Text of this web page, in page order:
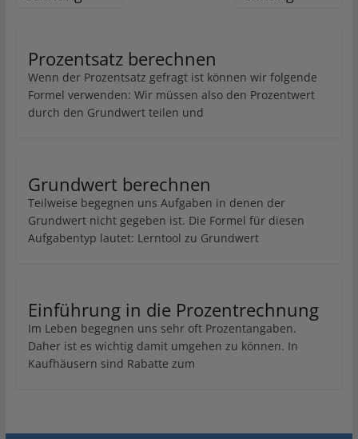
Prozentsatz berechnen
Wenn der Prozentsatz gefragt ist können wir folgende
Formel verwenden: Wir müssen also den Prozentwert
durch den Grundwert teilen und
Grundwert berechnen
Teilweise begegnen uns Aufgaben in denen der
Grundwert nicht gegeben ist. Die Formel für diesen
Aufgabentyp lautet: Lerntool zu Grundwert
Einführung in die Prozentrechnung
Im Leben begegnen uns sehr oft Prozentangaben.
Daher ist es wichtig damit umgehen zu können. In
Kaufhäusern sind Rabatte zum